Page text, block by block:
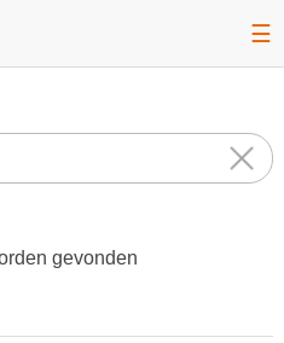
☰
gevonden